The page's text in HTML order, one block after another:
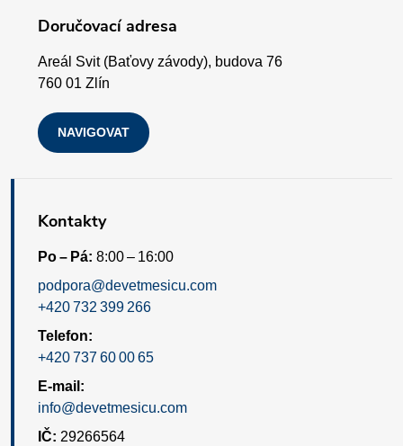
Doručovací adresa
Areál Svit (Baťovy závody), budova 76
760 01 Zlín
NAVIGOVAT
Kontakty
Po – Pá: 8:00 – 16:00
podpora@devetmesicu.com
+420 732 399 266
Telefon:
+420 737 60 00 65
E-mail:
info@devetmesicu.com
IČ: 29266564